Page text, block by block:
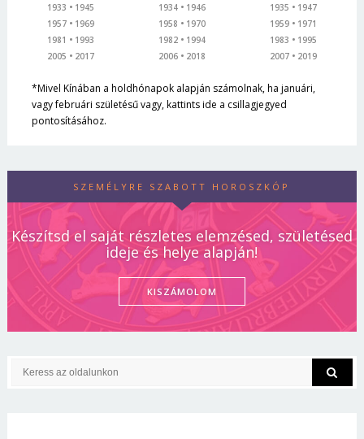
1933
1945
1957
1969
1981
1993
2005
2017
1934
1946
1958
1970
1982
1994
2006
2018
1935
1947
1959
1971
1983
1995
2007
2019
*Mivel Kínában a holdhónapok alapján számolnak, ha januári,
vagy februári születésű vagy, kattints ide a csillagjegyed
pontosításához.
SZEMÉLYRE SZABOTT HOROSZKÓP
Készítsd el saját részletes elemzésed, születésed
ideje és helye alapján!
KISZÁMOLOM